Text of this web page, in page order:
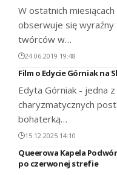
W ostatnich
obserwuje się wyraźny
twórców w…
24.06.2019 19:48
Film o Edycie Górniak na
Edyta Górniak - jedna
charyzmatycznych
bohaterką…
15.12.2025 14:10
Queerowa Kapela
po czerwonej strefie